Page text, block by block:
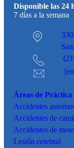
Disponible las 24
7 días a la semana
Áreas de Práctica
Accidentes
Accidentes de
Accidentes de
Lesión cerebral